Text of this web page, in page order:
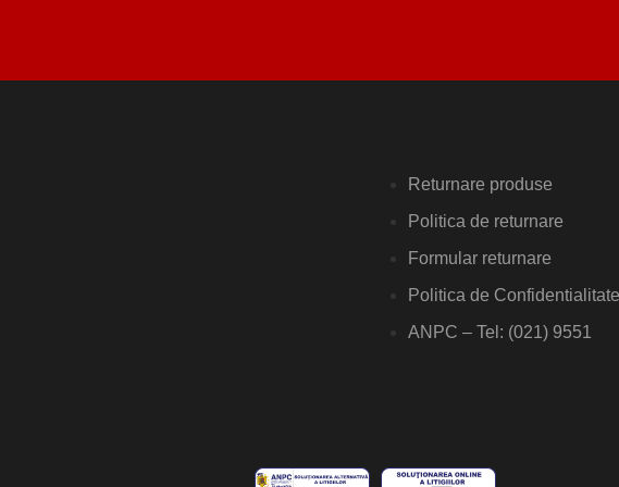
Returnare produse
Politica de returnare
Formular returnare
Politica de Confidentialitate
ANPC – Tel: (021) 9551